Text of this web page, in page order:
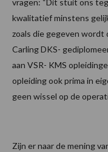
vragen: “Dit stuit ons
kwalitatief minstens
zoals die gegeven wordt
Carling DKS-
aan VSR- KMS
opleiding ook prima in
geen wissel op de
Zijn er naar de mening